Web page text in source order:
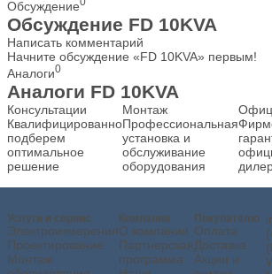
Обсуждение
Обсуждение FD 10KVA
Написать комментарий
Начните обсуждение «FD 10KVA» первым!
Аналоги0
Аналоги FD 10KVA
Консультации
Квалифицированно
подберем
оптимальное
решение
Монтаж
Профессиональная
установка и
обслуживание
оборудования
Услуги и сервис
Электроизмерения
Проектирование
Монтаж
Компания
О компании
Партнерская
программа
Покупателю
Оплата
Доставка
Акции и